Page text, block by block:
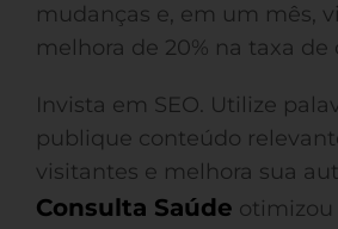
mudanças e, em um mês,
melhora de 20% na taxa de
Invista em SEO. Utilize
publique conteúdo
visitantes e melhora sua
Consulta Saúde otimizou